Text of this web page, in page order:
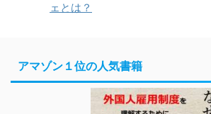
ェとは？
アマゾン１位の人気書籍